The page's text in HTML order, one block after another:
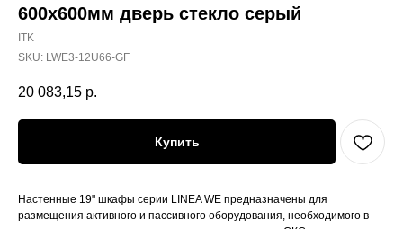
600х600мм дверь стекло серый
ITK
SKU: LWE3-12U66-GF
20 083,15 р.
Купить
Настенные 19" шкафы серии LINEA WE предназначены для
размещения активного и пассивного оборудования, необходимого в